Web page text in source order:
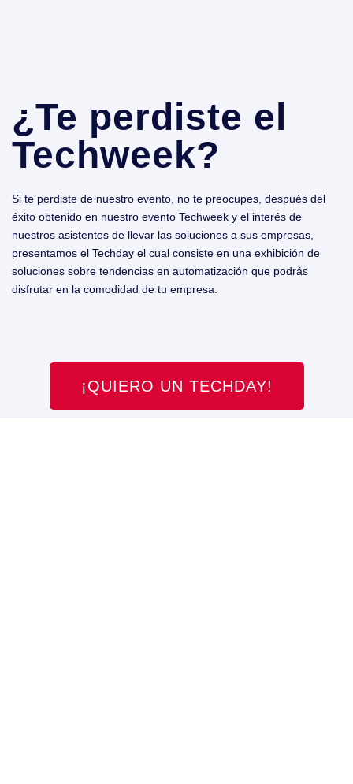
¿Te perdiste el
Techweek?
Si te perdiste de nuestro evento, no te preocupes, después del
éxito obtenido en nuestro evento Techweek y el interés de
nuestros asistentes de llevar las soluciones a sus empresas,
presentamos el Techday el cual consiste en una exhibición de
soluciones sobre tendencias en automatización que podrás
disfrutar en la comodidad de tu empresa.
¡QUIERO UN TECHDAY!